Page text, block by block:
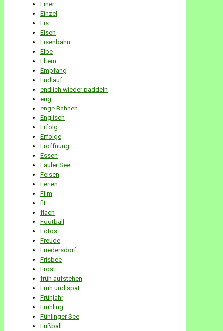
Einer
Einzel
Eis
Eisen
Eisenbahn
Elbe
Eltern
Empfang
Endlauf
endlich wieder paddeln
eng
enge Bahnen
Englisch
Erfolg
Erfolge
Eröffnung
Essen
Fauler See
Felsen
Ferien
Film
fit
flach
Football
Fotos
Freude
Friedersdorf
Frisbee
Frost
früh aufstehen
Früh und spät
Frühjahr
Frühling
Fühlinger See
Fußball